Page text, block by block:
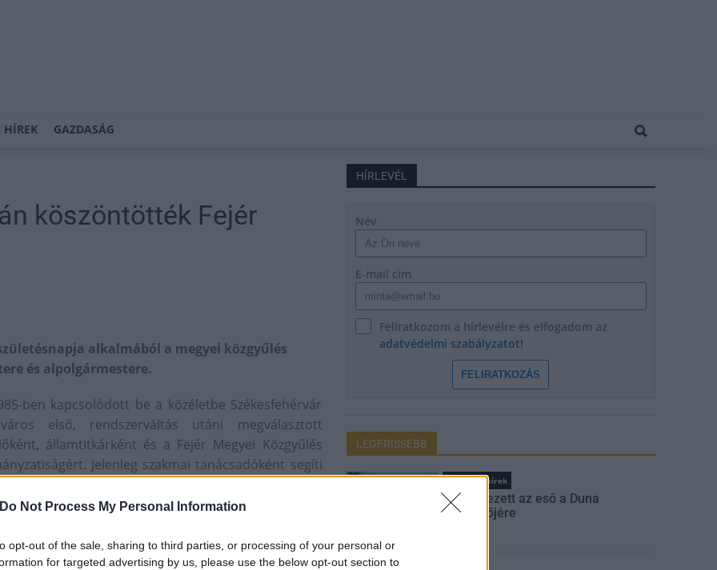
Do Not Process My Personal Information
opt-out of the sale, sharing to third parties, or processing of your personal or
for targeted advertising by us, please use the below opt-out section to
HÍREK GAZDASÁG
köszöntötték Fejér
alkalmából a megyei közgyűlés
és alpolgármestere.
ben kapcsolódott be a közéletbe Székesfehérvár
első, rendszerváltás utáni megválasztott
államtitkárként és a Fejér Megyei Közgyűlés
Jelenleg szakmai tanácsadóként segíti
fejlődését.
Palkovics András Székesfehérvár polgármestere
a város díszpolgárának. Dr. Kovács Zoltán, Fejér
alpolgármestere is köszöntötte Fehérvár volt
HÍRLEVÉL
Név
E-mail cím
Feliratkozom a hírlevélre és elfogadom az
adatvédelmi szabályzatot!
FELIRATKOZÁS
LEGFRISSEBB
Országos hírek
Megérkezett az eső a Duna
vízgyűjtőjére